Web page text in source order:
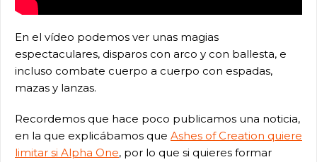
En el vídeo podemos ver unas magias
espectaculares, disparos con arco y con ballesta, e
incluso combate cuerpo a cuerpo con espadas,
mazas y lanzas.
Recordemos que hace poco publicamos una noticia,
en la que explicábamos que Ashes of Creation quiere
limitar si Alpha One, por lo que si quieres formar